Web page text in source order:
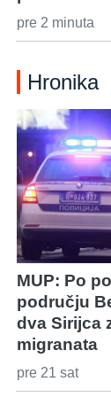
pre 2 minuta
Hronika
MUP: Po
području
dva Sirijca
migranata
pre 21 sat